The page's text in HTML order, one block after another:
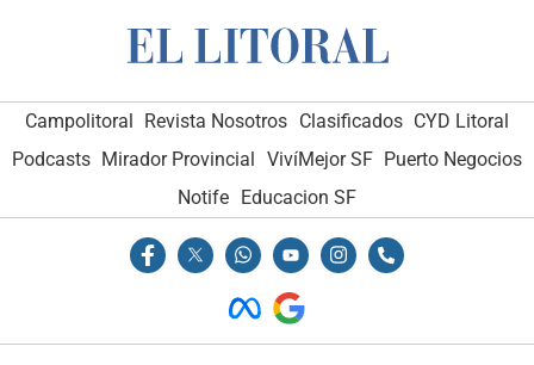
Campolitoral Revista Nosotros Clasificados CYD Litoral
Podcasts Mirador Provincial VivíMejor SF Puerto Negocios
Notife Educacion SF